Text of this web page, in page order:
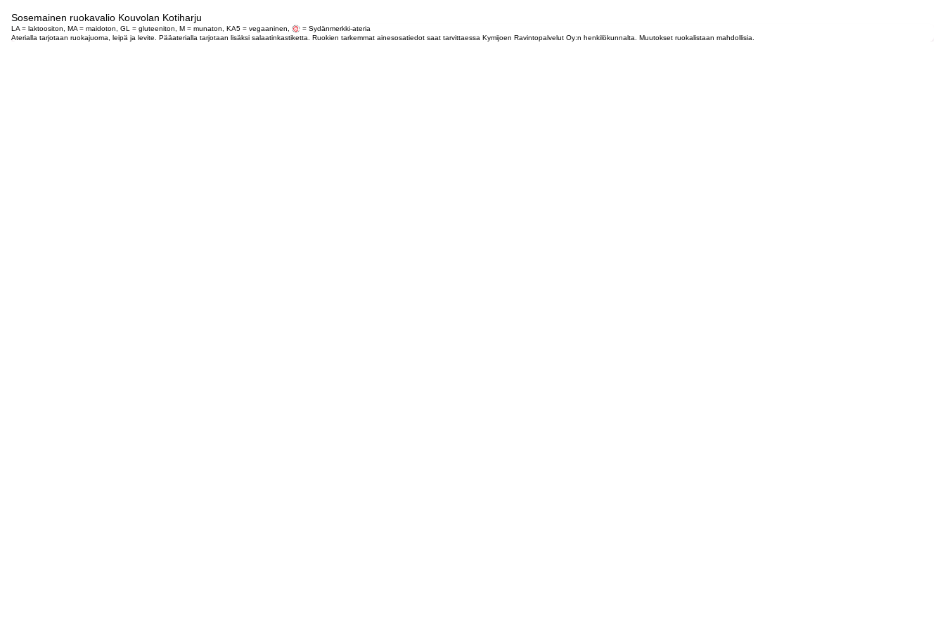
Sosemainen ruokavalio Kouvolan Kotiharju
LA = laktoositon, MA = maidoton, GL = gluteeniton, M = munaton, KA5 = vegaaninen,
= Sydänmerkki-ateria
Aterialla tarjotaan ruokajuoma, leipä ja levite. Pääaterialla tarjotaan lisäksi salaatinkastiketta. Ruokien tarkemmat ainesosatiedot saat tarvittaessa Kymijoen Ravintopalvelut Oy:n henkilökunnalta. Muutokset ruokalistaan mahdollisia.